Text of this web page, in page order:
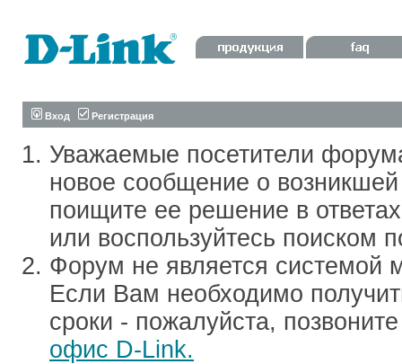
Вход Регистрация
Уважаемые посетители
новое сообщение о
поищите ее решение в
или воспользуйтесь поиском
Форум не является системой
Если Вам необходимо
сроки - пожалуйста,
офис D-Link.